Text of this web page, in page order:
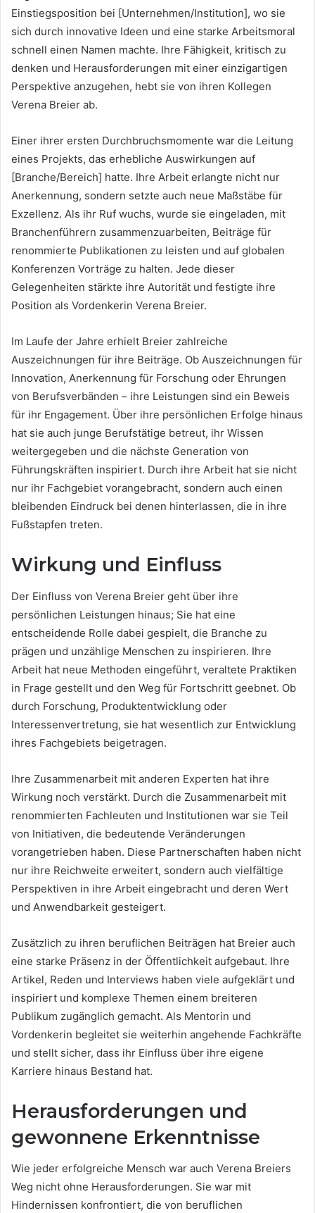
Einstiegsposition bei [Unternehmen/Institution], wo sie
sich durch innovative Ideen und eine starke Arbeitsmoral
schnell einen Namen machte. Ihre Fähigkeit, kritisch zu
denken und Herausforderungen mit einer einzigartigen
Perspektive anzugehen, hebt sie von ihren Kollegen
Verena Breier ab.
Einer ihrer ersten Durchbruchsmomente war die Leitung
eines Projekts, das erhebliche Auswirkungen auf
[Branche/Bereich] hatte. Ihre Arbeit erlangte nicht nur
Anerkennung, sondern setzte auch neue Maßstäbe für
Exzellenz. Als ihr Ruf wuchs, wurde sie eingeladen, mit
Branchenführern zusammenzuarbeiten, Beiträge für
renommierte Publikationen zu leisten und auf globalen
Konferenzen Vorträge zu halten. Jede dieser
Gelegenheiten stärkte ihre Autorität und festigte ihre
Position als Vordenkerin Verena Breier.
Im Laufe der Jahre erhielt Breier zahlreiche
Auszeichnungen für ihre Beiträge. Ob Auszeichnungen für
Innovation, Anerkennung für Forschung oder Ehrungen
von Berufsverbänden – ihre Leistungen sind ein Beweis
für ihr Engagement. Über ihre persönlichen Erfolge hinaus
hat sie auch junge Berufstätige betreut, ihr Wissen
weitergegeben und die nächste Generation von
Führungskräften inspiriert. Durch ihre Arbeit hat sie nicht
nur ihr Fachgebiet vorangebracht, sondern auch einen
bleibenden Eindruck bei denen hinterlassen, die in ihre
Fußstapfen treten.
Wirkung und Einfluss
Der Einfluss von Verena Breier geht über ihre
persönlichen Leistungen hinaus; Sie hat eine
entscheidende Rolle dabei gespielt, die Branche zu
prägen und unzählige Menschen zu inspirieren. Ihre
Arbeit hat neue Methoden eingeführt, veraltete Praktiken
in Frage gestellt und den Weg für Fortschritt geebnet. Ob
durch Forschung, Produktentwicklung oder
Interessenvertretung, sie hat wesentlich zur Entwicklung
ihres Fachgebiets beigetragen.
Ihre Zusammenarbeit mit anderen Experten hat ihre
Wirkung noch verstärkt. Durch die Zusammenarbeit mit
renommierten Fachleuten und Institutionen war sie Teil
von Initiativen, die bedeutende Veränderungen
vorangetrieben haben. Diese Partnerschaften haben nicht
nur ihre Reichweite erweitert, sondern auch vielfältige
Perspektiven in ihre Arbeit eingebracht und deren Wert
und Anwendbarkeit gesteigert.
Zusätzlich zu ihren beruflichen Beiträgen hat Breier auch
eine starke Präsenz in der Öffentlichkeit aufgebaut. Ihre
Artikel, Reden und Interviews haben viele aufgeklärt und
inspiriert und komplexe Themen einem breiteren
Publikum zugänglich gemacht. Als Mentorin und
Vordenkerin begleitet sie weiterhin angehende Fachkräfte
und stellt sicher, dass ihr Einfluss über ihre eigene
Karriere hinaus Bestand hat.
Herausforderungen und
gewonnene Erkenntnisse
Wie jeder erfolgreiche Mensch war auch Verena Breiers
Weg nicht ohne Herausforderungen. Sie war mit
Hindernissen konfrontiert, die von beruflichen